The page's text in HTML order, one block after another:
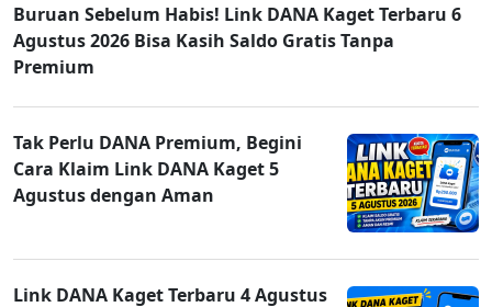
Buruan Sebelum Habis! Link DANA Kaget Terbaru 6
Agustus 2026 Bisa Kasih Saldo Gratis Tanpa
Premium
Tak Perlu DANA Premium, Begini
Cara Klaim Link DANA Kaget 5
Agustus dengan Aman
Link DANA Kaget Terbaru 4 Agustus